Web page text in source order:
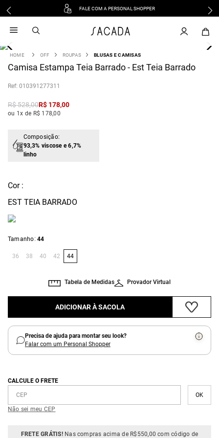
FALE COM A PERSONAL SHOPPER
OFF ROUPAS BLUSAS E CAMISAS
Camisa Estampa Teia Barrado - Est Teia Barrado
: 010391277311
R$528,00R$ 178,00
ou 1x de R$ 178,00
Composição:
93,3% viscose e 6,7%
linho
Cor :
EST TEIA BARRADO
Tamanho: 44
36 38 40 42 44
Provador Virtual
Tabela de Medidas
ADICIONAR À SACOLA
Precisa de ajuda para montar seu look?
Falar com um Personal Shopper
CALCULE O FRETE
Não sei meu CEP
FRETE GRÁTIS!Nas compras acima de R$550,00 com código de
vestido
3 º blusa
º vestido longo
º macacão
jeans
º vestido curto